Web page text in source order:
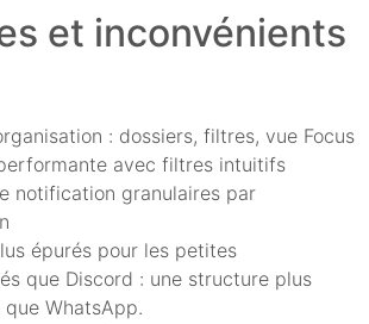
et inconvénients
: dossiers, filtres, vue Focus
avec filtres intuitifs
notification granulaires par
épurés pour les petites
que Discord : une structure plus
WhatsApp.